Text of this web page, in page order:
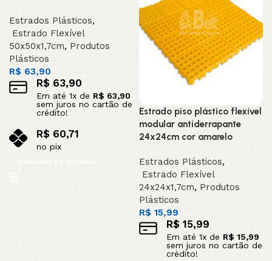
Estrados Plásticos,
Estrado Flexível
50x50x1,7cm, Produtos
Plásticos
R$ 63,90
R$ 63,90
Em até 1x de R$ 63,90
sem juros no cartão de
crédito!
R$ 60,71
no pix
Adicionar ao carrinho
Estrado piso plástico flexível
modular antiderrapante
24x24cm cor amarelo
Estrados Plásticos,
Estrado Flexível
24x24x1,7cm,Produtos
Plásticos
R$15,99
R$15,99
Em até 1x de R$15,99
sem juros no cartão de
crédito!